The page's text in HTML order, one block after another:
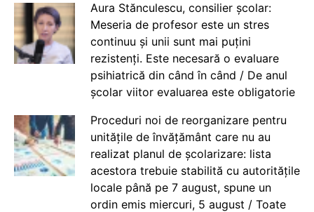
Aura Stănculescu, consilier școlar:
Meseria de profesor este un stres
continuu și unii sunt mai puțini
rezistenți. Este necesară o evaluare
psihiatrică din când în când / De anul
școlar viitor evaluarea este obligatorie
Proceduri noi de reorganizare pentru
unitățile de învățământ care nu au
realizat planul de școlarizare: lista
acestora trebuie stabilită cu autoritățile
locale până pe 7 august, spune un
ordin emis miercuri, 5 august / Toate